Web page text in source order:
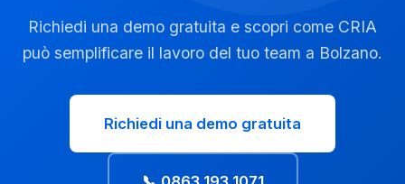
Richiedi una demo gratuita e scopri come CRIA
può semplificare il lavoro del tuo team a Bolzano.
Richiedi una demo gratuita